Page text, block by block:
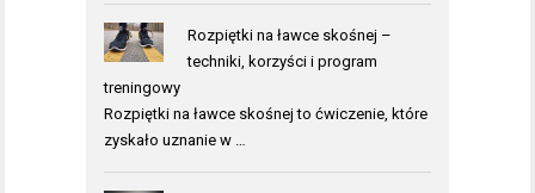
Rozpiętki na ławce skośnej –
techniki, korzyści i program
treningowy
Rozpiętki na ławce skośnej to ćwiczenie, które
zyskało uznanie w …